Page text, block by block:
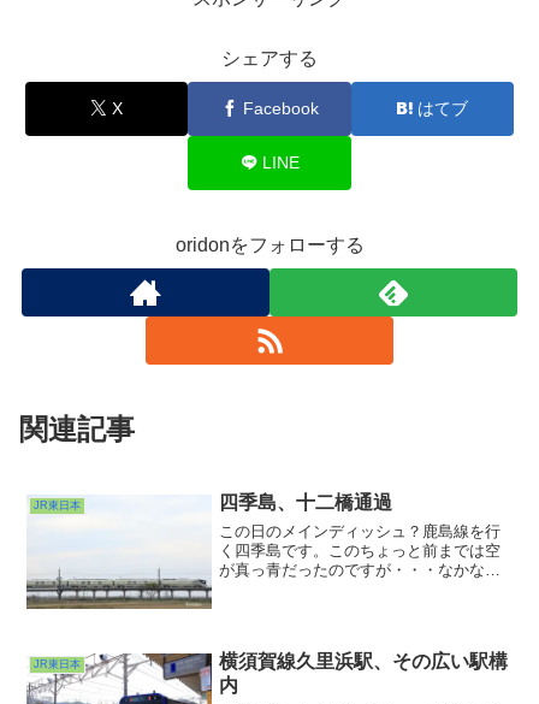
シェアする
X Facebook はてブ
LINE
oridonをフォローする
関連記事
JR東日本 四季島、十二橋通過
この日のメインディッシュ？鹿島線を行
く四季島です。このちょっと前までは空
が真っ青だったのですが・・・なかなか
線、試行錯誤したい場所はまだまだある
のでまた来週行ってみるか？www
JR東日本
横須賀線久里浜駅、その広い駅構
内